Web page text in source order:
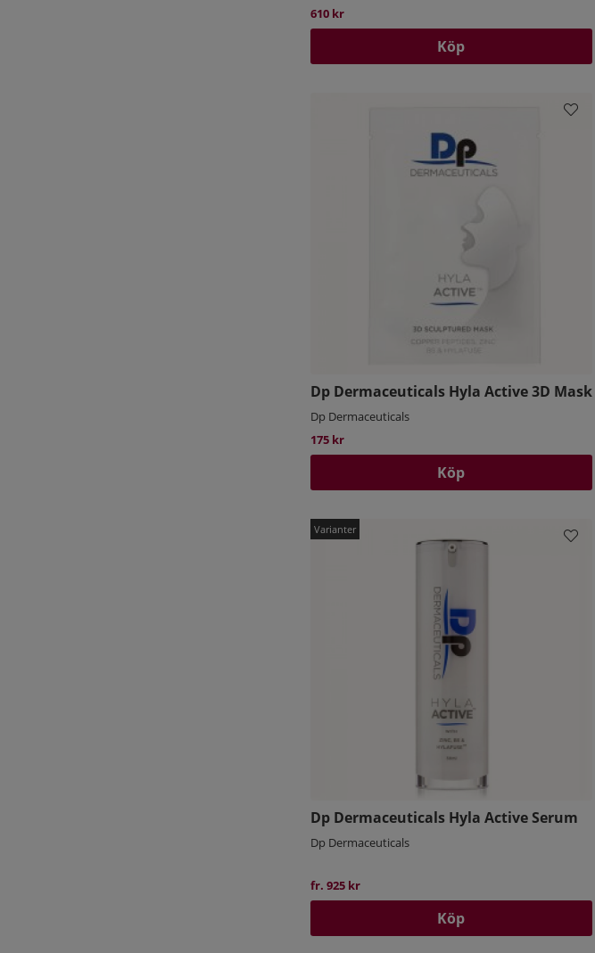
: Ansiktsmask som appliceras direkt
efter behandling för att leverera intensiv återfuktning och återhämtning åt
: En BBcream med SPF30 som verkar kylande, reparerande och
610 kr
Köp
Dp Dermaceuticals Hyla Active 3D Mask
Dp Dermaceuticals
175 kr
Köp
Dp Dermaceuticals Hyla Active Serum
Dp Dermaceuticals
fr. 925 kr
Köp